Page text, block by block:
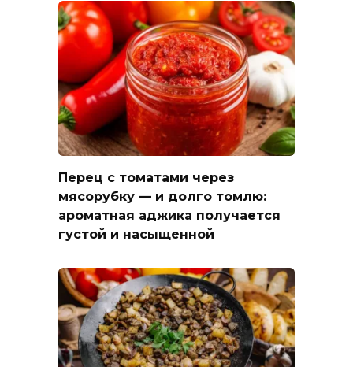
Перец с томатами через
мясорубку — и долго томлю:
ароматная аджика получается
густой и насыщенной